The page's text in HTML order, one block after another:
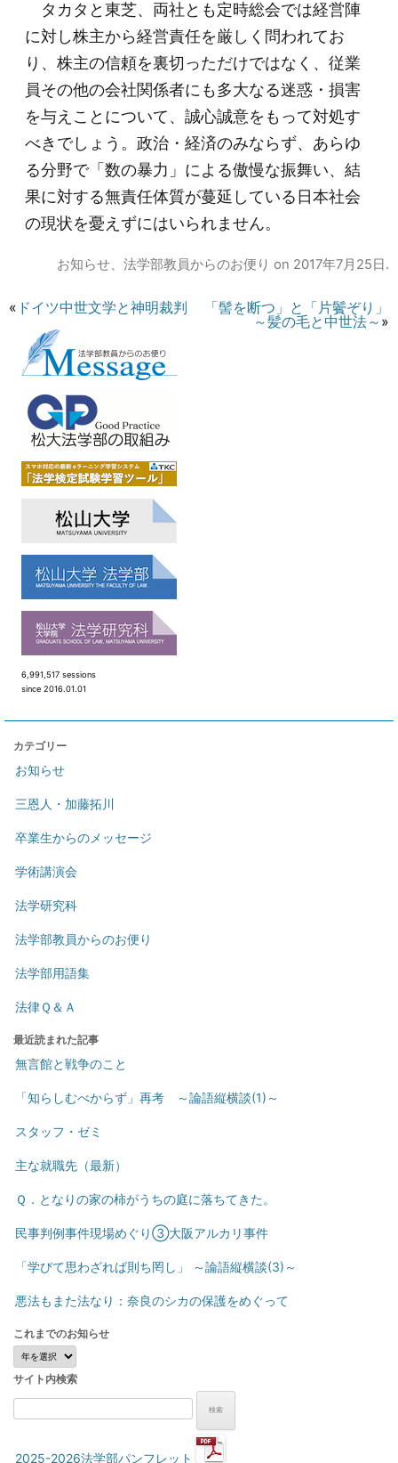
タカタと東芝、両社とも定時総会では経営陣
に対し株主から経営責任を厳しく問われてお
り、株主の信頼を裏切っただけではなく、従業
員その他の会社関係者にも多大なる迷惑・損害
を与えことについて、誠心誠意をもって対処す
べきでしょう。政治・経済のみならず、あらゆ
る分野で「数の暴力」による傲慢な振舞い、結
果に対する無責任体質が蔓延している日本社会
の現状を憂えずにはいられません。
お知らせ、 法学部教員からのお便り on 2017年7月25日.
« ドイツ中世文学と神明裁判
「髻を断つ」と「片鬢ぞり」
～髪の毛と中世法～ »
6,991,517 sessions
since 2016.01.01
カテゴリー
お知らせ
三恩人・加藤拓川
卒業生からのメッセージ
学術講演会
法学研究科
法学部教員からのお便り
法学部用語集
法律Ｑ＆Ａ
最近読まれた記事
無言館と戦争のこと
「知らしむべからず」再考 ～論語縦横談(1)～
スタッフ・ゼミ
主な就職先（最新）
Ｑ．となりの家の柿がうちの庭に落ちてきた。
民事判例事件現場めぐり③大阪アルカリ事件
「学びて思わざれば則ち罔し」 ～論語縦横談(3)～
悪法もまた法なり：奈良のシカの保護をめぐって
これまでのお知らせ
こ
れ
ま
で
の
サイト内検索
検
索:
2025-2026法学部パンフレット